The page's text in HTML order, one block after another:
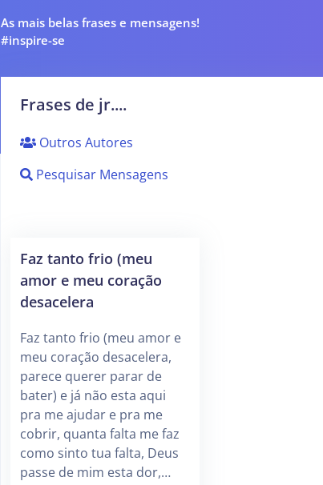
As mais belas frases e mensagens!
#inspire-se
Frases de jr....
Outros Autores
Pesquisar Mensagens
Faz tanto frio (meu
amor e meu coração
desacelera
Faz tanto frio (meu amor e
meu coração desacelera,
parece querer parar de
bater) e já não esta aqui
pra me ajudar e pra me
cobrir, quanta falta me faz
como sinto tua falta, Deus
passe de mim esta dor,…